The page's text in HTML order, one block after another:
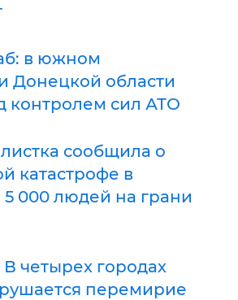
в южном
Донецкой области
контролем сил АТО
сообщила о
катастрофе в
000 людей на грани
четырех городах
перемирие